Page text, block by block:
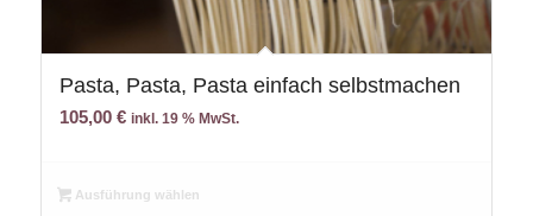
Pasta, Pasta, Pasta einfach selbstmachen
105,00 € inkl. 19 % MwSt.
Ausführung wählen